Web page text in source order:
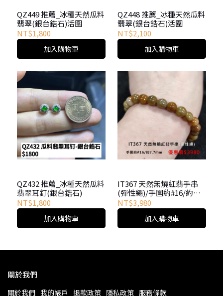
QZ449 推薦_冰種天然瓜料
翡翠(銀台鋯石)活圍
NT$1,800
加入購物車
QZ448 推薦_冰種天然瓜料
翡翠(銀台鋯石)活圍
NT$2,100
加入購物車
QZ432 推薦_冰種天然瓜料
翡翠耳釘(銀台鋯石)
NT$1,800
加入購物車
IT367 天然無燒紅翡手串
(彈性繩)/手圍約#16/約
7.7mm
NT$3,980
加入購物車
關於我們
關於我們 我的帳戶 退款政策 隱私政策 服務條款